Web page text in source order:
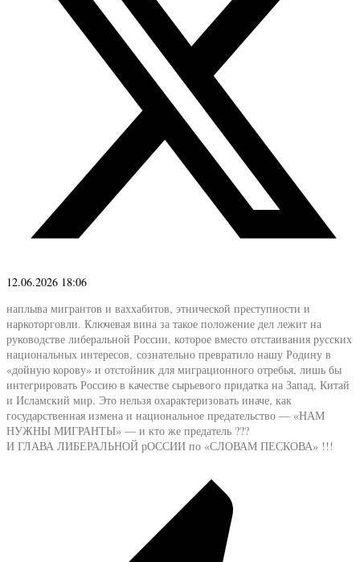
12.06.2026 18:06
наплыва мигрантов и ваххабитов, этнической преступности и
наркоторговли. Ключевая вина за такое положение дел лежит на
руководстве либеральной России, которое вместо отстаивания русских
национальных интересов, сознательно превратило нашу Родину в
«дойную корову» и отстойник для миграционного отребья, лишь бы
интегрировать Россию в качестве сырьевого придатка на Запад, Китай
и Исламский мир. Это нельзя охарактеризовать иначе, как
государственная измена и национальное предательство — «НАМ
НУЖНЫ МИГРАНТЫ» — и кто же предатель ???
И ГЛАВА ЛИБЕРАЛЬНОЙ рОССИИ по «СЛОВАМ ПЕСКОВА» !!!